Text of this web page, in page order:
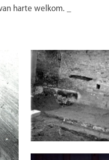
harte welkom. _